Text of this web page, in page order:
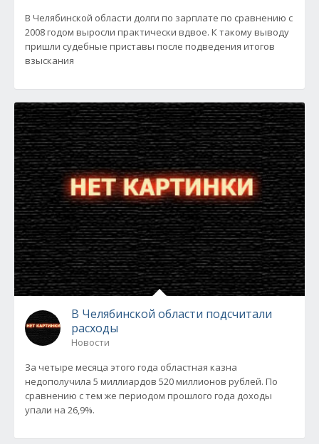
В Челябинской области долги по зарплате по сравнению с
2008 годом выросли практически вдвое. К такому выводу
пришли судебные приставы после подведения итогов
взыскания
В Челябинской области подсчитали
расходы
Новости
За четыре месяца этого года областная казна
недополучила 5 миллиардов 520 миллионов рублей. По
сравнению с тем же периодом прошлого года доходы
упали на 26,9%.